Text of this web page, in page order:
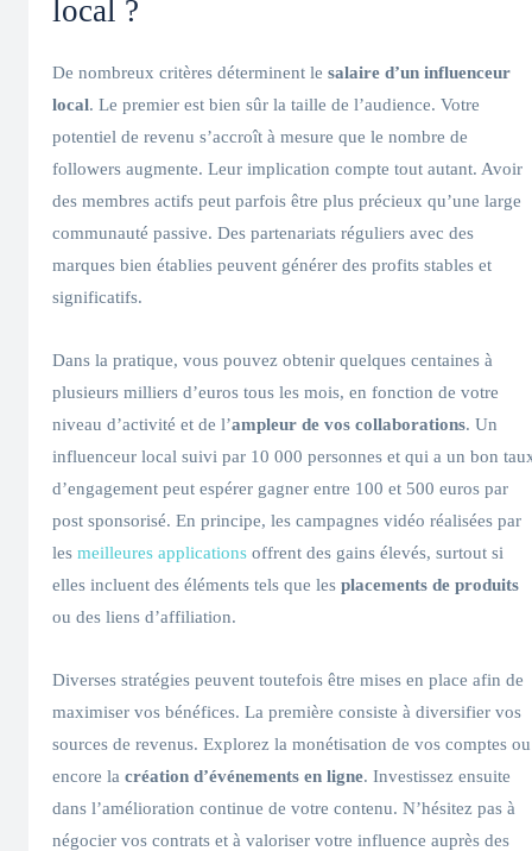
local ?
De nombreux critères déterminent le salaire d’un influenceur
local. Le premier est bien sûr la taille de l’audience. Votre
potentiel de revenu s’accroît à mesure que le nombre de
followers augmente. Leur implication compte tout autant. Avoir
des membres actifs peut parfois être plus précieux qu’une large
communauté passive. Des partenariats réguliers avec des
marques bien établies peuvent générer des profits stables et
significatifs.
Dans la pratique, vous pouvez obtenir quelques centaines à
plusieurs milliers d’euros tous les mois, en fonction de votre
niveau d’activité et de l’ampleur de vos collaborations. Un
influenceur local suivi par 10 000 personnes et qui a un bon
d’engagement peut espérer gagner entre 100 et 500 euros par
post sponsorisé. En principe, les campagnes vidéo réalisées par
les meilleures applications offrent des gains élevés, surtout si
elles incluent des éléments tels que les placements de produits
ou des liens d’affiliation.
Diverses stratégies peuvent toutefois être mises en place afin de
maximiser vos bénéfices. La première consiste à diversifier vos
sources de revenus. Explorez la monétisation de vos comptes ou
encore la création d’événements en ligne. Investissez ensuite
dans l’amélioration continue de votre contenu. N’hésitez pas à
négocier vos contrats et à valoriser votre influence auprès des